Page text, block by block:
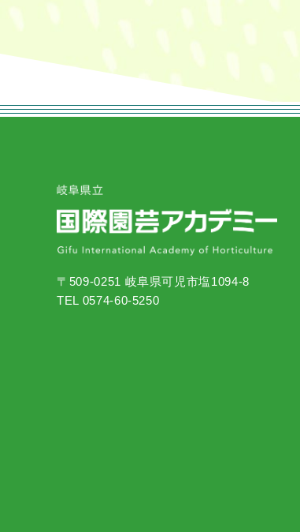
〒509-0251 岐阜県可児市塩1094-8
TEL 0574-60-5250